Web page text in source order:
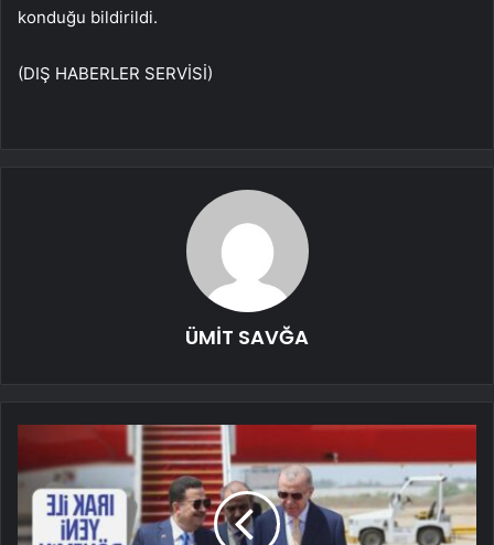
konduğu bildirildi.
(DIŞ HABERLER SERVİSİ)
ÜMİT SAVĞA